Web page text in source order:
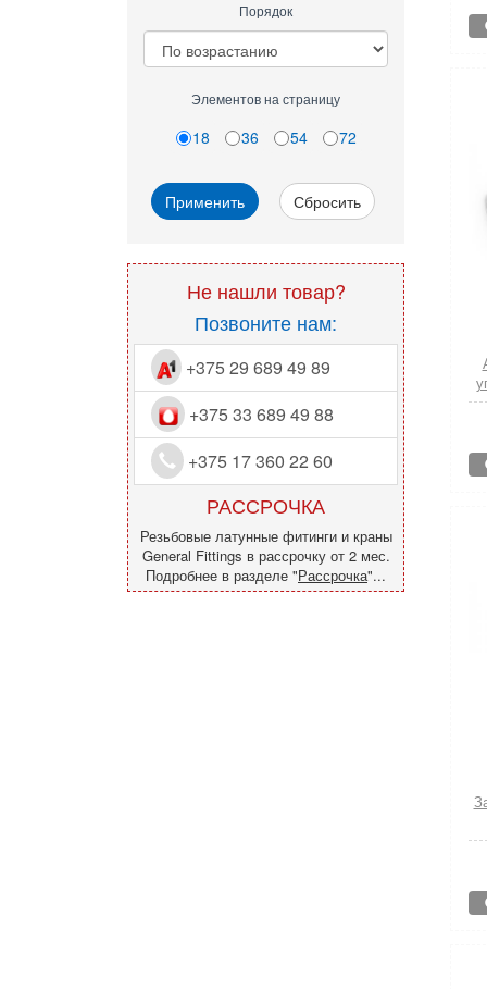
Порядок
Элементов на страницу
18 36 54 72
Применить Сбросить
Не нашли товар?
Позвоните нам:
+375 29 689 49 89
+375 33 689 49 88
+375 17 360 22 60
РАССРОЧКА
Резьбовые латунные фитинги и краны
General Fittings в рассрочку от 2 мес.
Подробнее в разделе "Рассрочка"...